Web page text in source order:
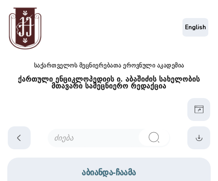
საქართველოს მეცნიერებათა ეროვნული აკადემია
ქართული ენციკლოპედიის ი. აბაშიძის სახელობის
მთავარი სამეცნიერო რედაქცია
English
აბიანდა-ჩაამა